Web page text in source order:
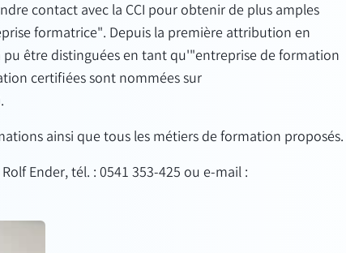
contact avec la CCI pour obtenir de plus amples
formatrice". Depuis la première attribution en
être distinguées en tant qu'"entreprise de formation
certifiées sont nommées sur
ainsi que tous les métiers de formation proposés.
Ender, tél. : 0541 353-425 ou e-mail :